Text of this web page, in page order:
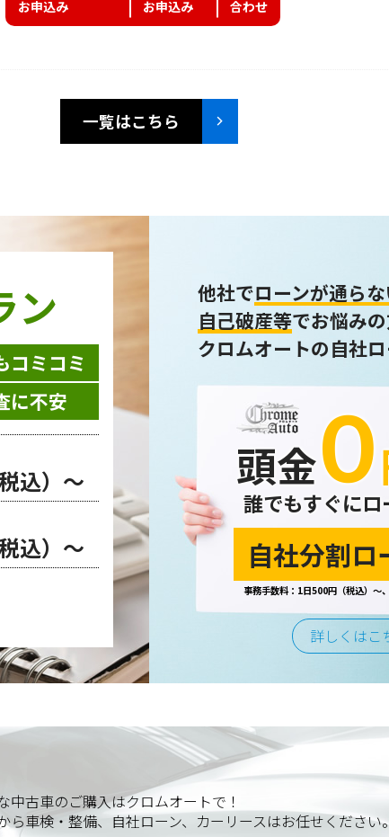
お申込み
お申込み
合わせ
一覧はこちら
ン
コミコミ
に不安
税込）～
税込）～
他社でローンが通らな
自己破産等でお悩みの
クロムオートの自社
頭金
誰でもすぐに
自社分割ロ
事務手数料：1日500円（税込）～
詳しくはこ
中古車のご購入はクロムオートで！
ら車検・整備、自社ローン、カーリースはお任せください。